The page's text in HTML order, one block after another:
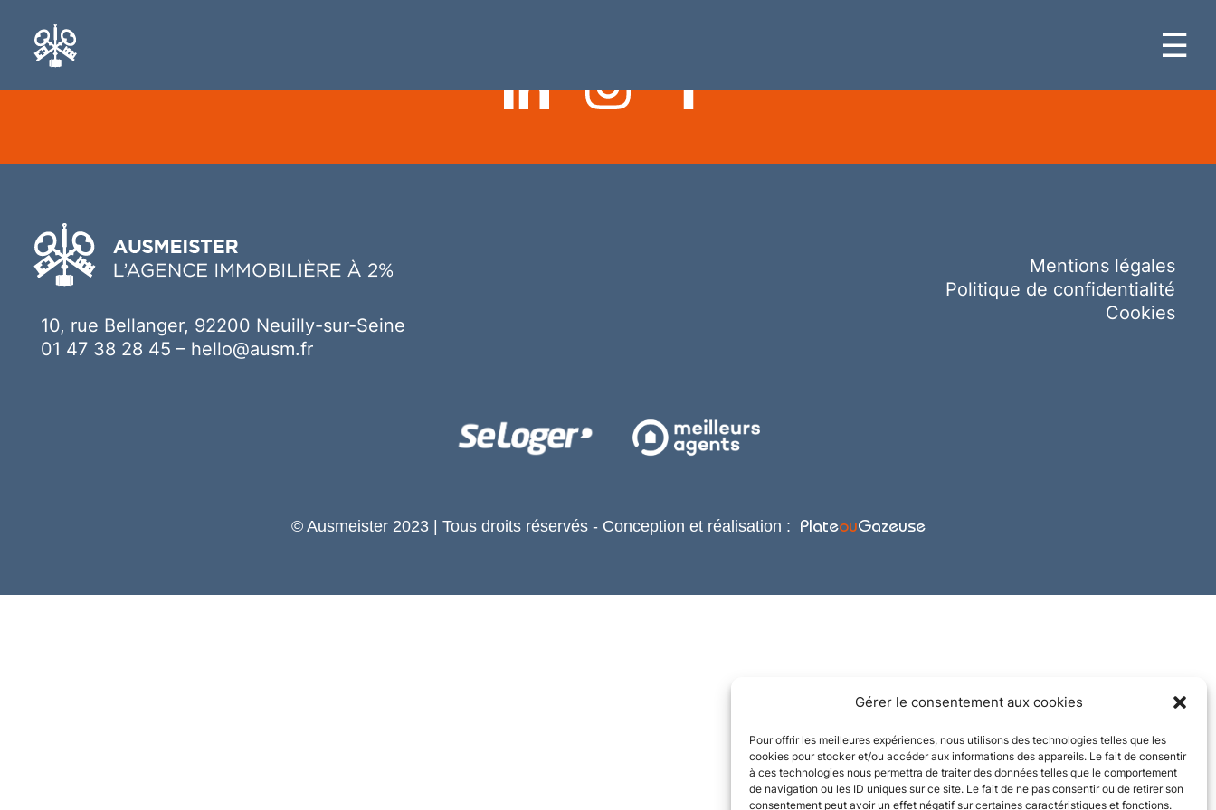
Gérer le consentement aux cookies
Pour offrir les meilleures expériences, nous utilisons des technologies telles que les
cookies pour stocker et/ou accéder aux informations des appareils. Le fait de consentir
à ces technologies nous permettra de traiter des données telles que le comportement
de navigation ou les ID uniques sur ce site. Le fait de ne pas consentir ou de retirer son
consentement peut avoir un effet négatif sur certaines caractéristiques et fonctions.
☰
10, rue Bellanger, 92200 Neuilly-sur-Seine
01 47 38 28 45 – hello@ausm.fr
Mentions légales
Politique de confidentialité
Cookies
© Ausmeister 2023 | Tous droits réservés - Conception et réalisation : PlateouGazeuse